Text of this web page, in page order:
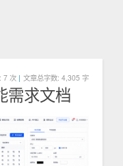
7 次 | 文章总字数: 4,305 字
需求文档